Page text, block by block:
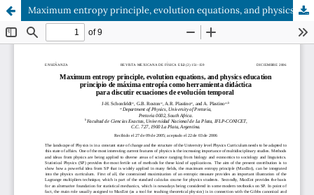
Maximum entropy principle, evolution equations, and physics education principio de máxima entropía como herramienta didáctica para discutir ecuaciones de evolución temporal